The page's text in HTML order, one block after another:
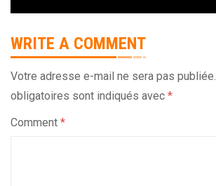
WRITE A COMMENT
Votre adresse e-mail ne sera pas publiée.
obligatoires sont indiqués avec *
Comment *